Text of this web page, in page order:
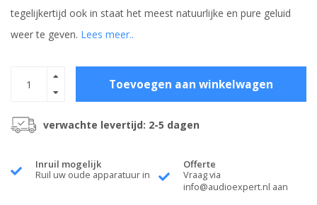
tegelijkertijd ook in staat het meest natuurlijke en pure geluid
weer te geven. Lees meer..
Toevoegen aan winkelwagen
verwachte levertijd: 2-5 dagen
Inruil mogelijk
Ruil uw oude apparatuur in
Offerte
Vraag via
info@audioexpert.nl aan